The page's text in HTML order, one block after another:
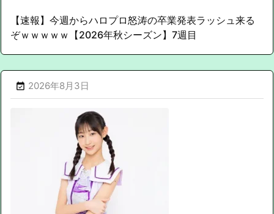
【速報】今週からハロプロ怒涛の卒業発表ラッシュ来る
ぞｗｗｗｗｗ【2026年秋シーズン】7週目
 2026年8月3日